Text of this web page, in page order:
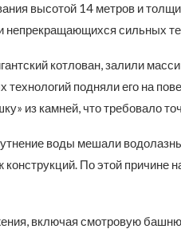
высотой 14 метров и
непрекращающихся сильных
котлован, залили
технологий подняли его на
из камней, что требовало
воды мешали
конструкций. По этой причине
включая смотровую